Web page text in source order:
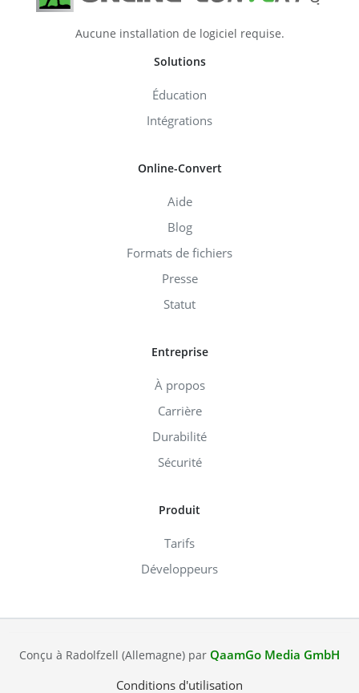
Aucune installation de logiciel requise.
Solutions
Éducation
Intégrations
Online-Convert
Aide
Blog
Formats de fichiers
Presse
Statut
Entreprise
À propos
Carrière
Durabilité
Sécurité
Produit
Tarifs
Développeurs
Conçu à Radolfzell (Allemagne) par QaamGo Media GmbH
Conditions d'utilisation